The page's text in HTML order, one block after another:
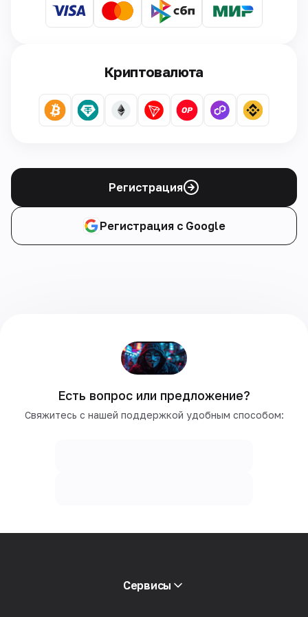
Криптовалюта
Регистрация
Регистрация с Google
Есть вопрос или предложение?
Свяжитесь с нашей поддержкой удобным способом:
Сервисы